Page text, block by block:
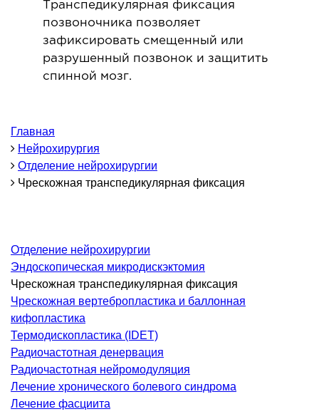
И ОНКОХИРУРГИЯ
и болезни молочной железы
и онкохирургия
НАПРАВЛЕНИЕ
и нутрициология
терапия
помощь
Транспедикулярная фиксация
позвоночника позволяет
зафиксировать смещенный или
разрушенный позвонок и защитить
спинной мозг.
Главная
Нейрохирургия
Отделение нейрохирургии
Чрескожная транспедикулярная фиксация
Отделение нейрохирургии
Эндоскопическая микродискэктомия
Чрескожная транспедикулярная фиксация
Чрескожная вертебропластика и баллонная
кифопластика
Термодископластика (IDET)
Радиочастотная денервация
Радиочастотная нейромодуляция
Лечение хронического болевого синдрома
Лечение фасциита